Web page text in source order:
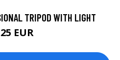
TRIPOD WITH LIGHT
EUR